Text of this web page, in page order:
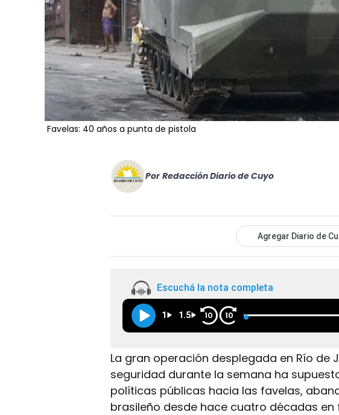
Favelas: 40 años a punta de pistola
Por Redacción Diario de Cuyo
Agregar Diario de
Escuchá la nota completa
1 1.5 10 10
La gran operación desplegada en Río de
seguridad durante la semana ha
políticas públicas hacia las favelas,
brasileño desde hace cuatro décadas